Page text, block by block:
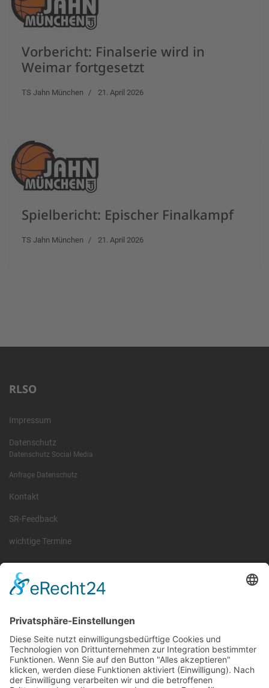
Vorbericht: Finalserie wird in
Weimar fortgesetzt
TS Jahn München 21. April 2026
Spielbericht: Epischer Finalkampf
TS Jahn München 21. April 2026
RLSO
Impressum
Datenschutz
Datenschutz Social Media
Anfrage Datenschutz
Kontakt
SR-Feedback
wichtige Termine
Information
Sachsen und Thüringen. Er ist als eingetragener Verein tätig und
gleichzeitig Veranstalter der Spiele der Regionalliga in
verschiedenen Ligen.